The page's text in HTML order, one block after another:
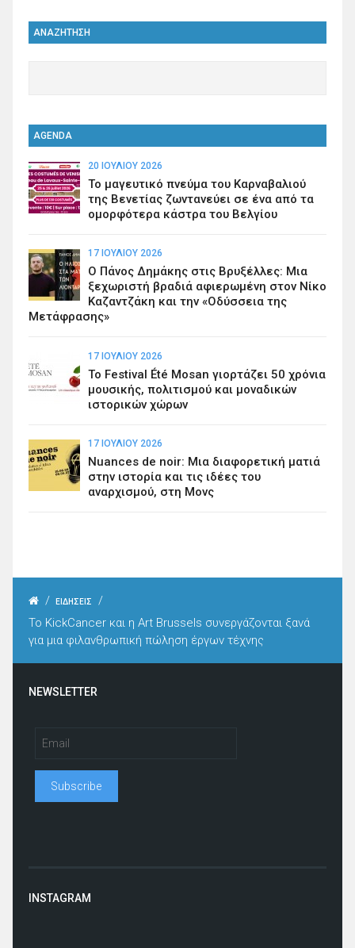
ΑΝΑΖΗΤΗΣΗ
AGENDA
20 ΙΟΥΛΊΟΥ 2026
Το μαγευτικό πνεύμα του Καρναβαλιού
της Βενετίας ζωντανεύει σε ένα από τα
ομορφότερα κάστρα του Βελγίου
17 ΙΟΥΛΊΟΥ 2026
Ο Πάνος Δημάκης στις Βρυξέλλες: Μια
ξεχωριστή βραδιά αφιερωμένη στον Νίκο
Καζαντζάκη και την «Οδύσσεια της
Μετάφρασης»
17 ΙΟΥΛΊΟΥ 2026
Το Festival Été Mosan γιορτάζει 50 χρόνια
μουσικής, πολιτισμού και μοναδικών
ιστορικών χώρων
17 ΙΟΥΛΊΟΥ 2026
Nuances de noir: Μια διαφορετική ματιά
στην ιστορία και τις ιδέες του
αναρχισμού, στη Μονς
/ ΕΙΔΗΣΕΙΣ
/
Το KickCancer και η Art Brussels συνεργάζονται ξανά
για μια φιλανθρωπική πώληση έργων τέχνης
NEWSLETTER
INSTAGRAM